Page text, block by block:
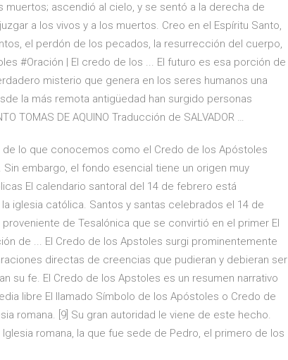
muertos; ascendió al cielo, y se sentó a la derecha de
a los vivos y a los muertos. Creo en el Espíritu Santo,
el perdón de los pecados, la resurrección del cuerpo,
#Oración | El credo de los ... El futuro es esa porción de
misterio que genera en los seres humanos una
la más remota antigüedad han surgido personas
TOMAS DE AQUINO Traducción de SALVADOR …
de lo que conocemos como el Credo de los Apóstoles
embargo, el fondo esencial tiene un origen muy
El calendario santoral del 14 de febrero está
iglesia católica. Santos y santas celebrados el 14 de
de Tesalónica que se convirtió en el primer El
de ... El Credo de los Apstoles surgi prominentemente
directas de creencias que pudieran y debieran ser
su fe. El Credo de los Apstoles es un resumen narrativo
libre El llamado Símbolo de los Apóstoles o Credo de
romana. [9] Su gran autoridad le viene de este hecho.
romana, la que fue sede de Pedro, el primero de los